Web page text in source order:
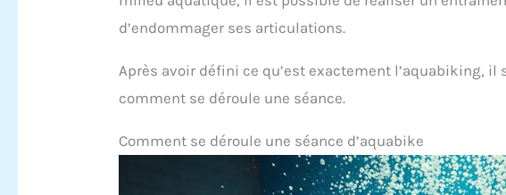
d’endommager ses articulations.
Après avoir défini ce qu’est exactement l’aquabiking,
comment se déroule une séance.
Comment se déroule une séance d’aquabike